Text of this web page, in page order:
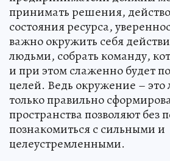
принимать решения,
состояния ресурса,
важно окружить себя
людьми, собрать команду,
и при этом слаженно будет
целей. Ведь окружение –
только правильно
пространства позволяют без
познакомиться с сильными и
целеустремленными.